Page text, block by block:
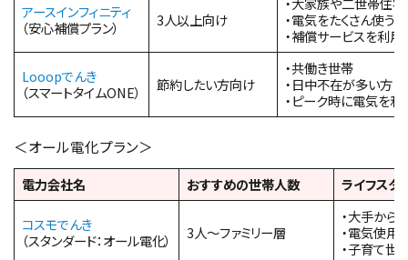
アースインフィニティ
（安心補償プラン）
3人以上向け
・電気をたくさん使う
・補償サービスを利用
Looopでんき
（スマートタイムONE）
節約したい方向け
・共働き世帯
・日中不在が多い方
・ピーク時に電気を
＜オール電化プラン＞
電力会社名 おすすめの世帯人数 ライフスタ
コスモでんき
（スタンダード：オール電化）
3人〜ファミリー層
・大手から
・電気使用
・子育て世